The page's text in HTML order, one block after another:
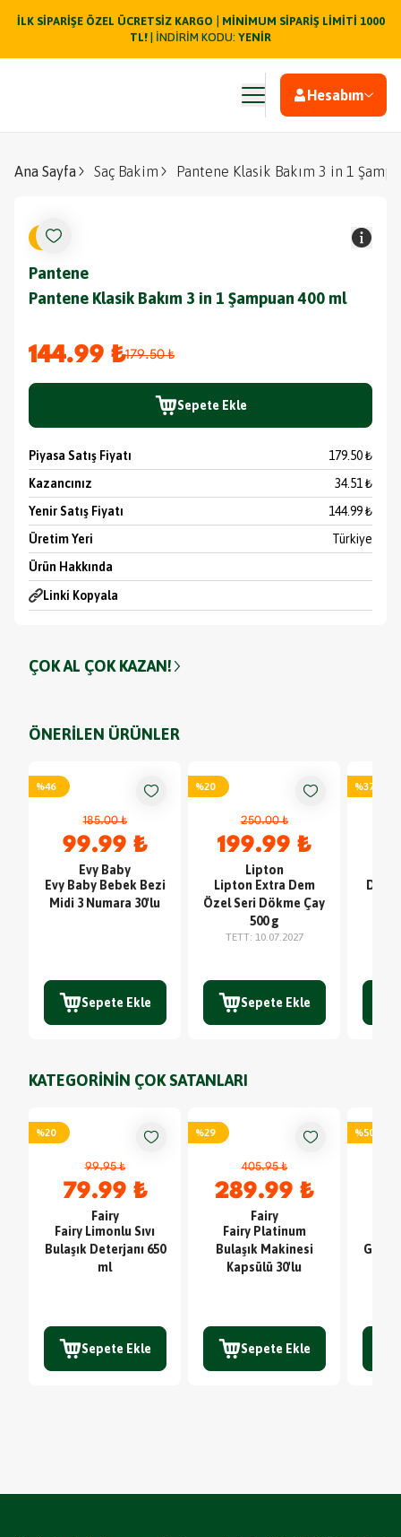
İLK SİPARİŞE ÖZEL ÜCRETSİZ KARGO
MİNİMUM SİPARİŞ LİMİTİ 1000
TL! | İNDİRİM KODU: YENİR
Hesabım
Ana Sayfa Saç Bakim Pantene Klasik Bakım 3 in 1
% 19
Pantene
Pantene Klasik Bakım 3 in 1 Şampuan 400 ml
144.99 ₺179.50 ₺
Sepete Ekle
Ürün Hakkında
Linki Kopyala
Piyasa Satış Fiyatı
179.50 ₺
Kazancınız
34.51 ₺
Yenir Satış Fiyatı
144.99 ₺
Üretim Yeri
Türkiye
ÇOK AL ÇOK KAZAN!
ÖNERİLEN ÜRÜNLER
%46
185.00 ₺
99.99 ₺
Evy Baby
Evy Baby Bebek Bezi
Midi 3 Numara 30'lu
Sepete Ekle
%20
250.00 ₺
199.99 ₺
Lipton
Lipton Extra Dem
Özel Seri Dökme Çay
500 g
TETT: 10.07.2027
Sepete Ekle
%37
KATEGORİNİN ÇOK SATANLARI
%20
99.95 ₺
79.99 ₺
Fairy
Fairy Limonlu Sıvı
Bulaşık Deterjanı 650
ml
Sepete Ekle
%29
405.95 ₺
289.99 ₺
Fairy
Fairy Platinum
Bulaşık Makinesi
Kapsülü 30'lu
Sepete Ekle
%50